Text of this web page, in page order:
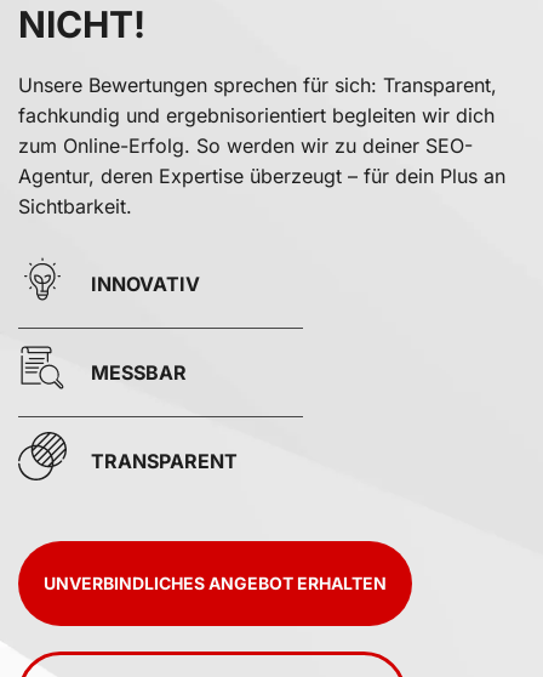
NICHT!
Unsere Bewertungen sprechen für sich: Transparent,
fachkundig und ergebnisorientiert begleiten wir dich
zum Online-Erfolg. So werden wir zu deiner SEO-
Agentur, deren Expertise überzeugt – für dein Plus an
Sichtbarkeit.
INNOVATIV
MESSBAR
TRANSPARENT
UNVERBINDLICHES ANGEBOT ERHALTEN